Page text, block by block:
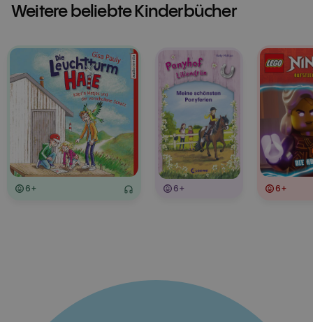
Weitere beliebte Kinderbücher
6+ 6+ 6+